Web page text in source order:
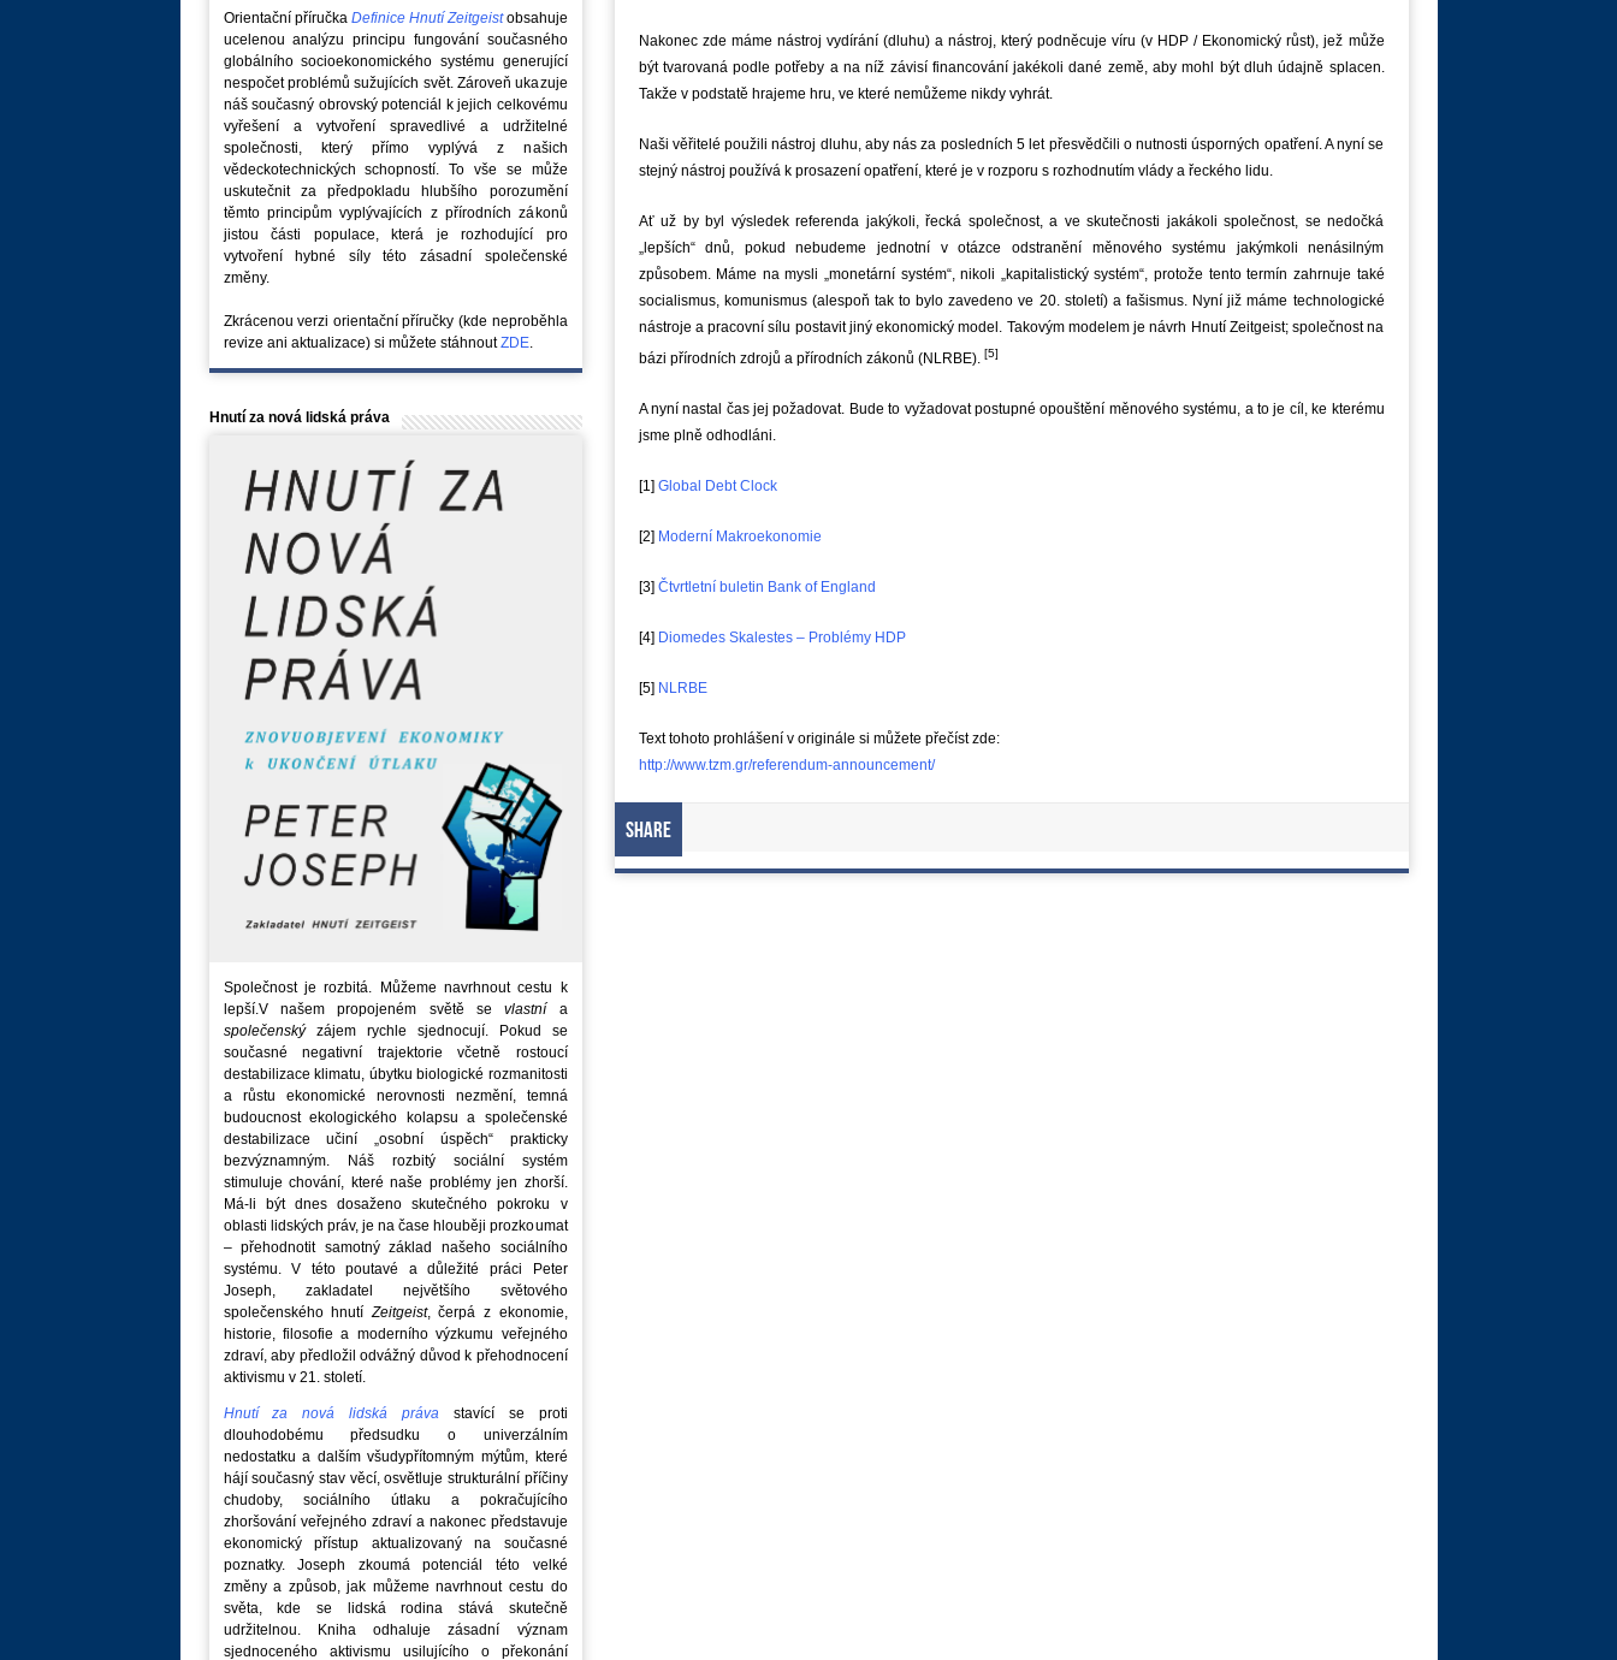
Nakonec zde máme nástroj vydírání (dluhu) a nástroj, který podněcuje víru (v HDP / Ekonomický růst), jež může
být tvarovaná podle potřeby a na níž závisí financování jakékoli dané země, aby mohl být dluh údajně splacen.
Takže v podstatě hrajeme hru, ve které nemůžeme nikdy vyhrát.
Naši věřitelé použili nástroj dluhu, aby nás za posledních 5 let přesvědčili o nutnosti úsporných opatření. A nyní se
stejný nástroj používá k prosazení opatření, které je v rozporu s rozhodnutím vlády a řeckého lidu.
Ať už by byl výsledek referenda jakýkoli, řecká společnost, a ve skutečnosti jakákoli společnost, se nedočká
„lepších“ dnů, pokud nebudeme jednotní v otázce odstranění měnového systému jakýmkoli nenásilným
způsobem. Máme na mysli „monetární systém“, nikoli „kapitalistický systém“, protože tento termín zahrnuje také
socialismus, komunismus (alespoň tak to bylo zavedeno ve 20. století) a fašismus. Nyní již máme technologické
nástroje a pracovní sílu postavit jiný ekonomický model. Takovým modelem je návrh Hnutí Zeitgeist; společnost na
bázi přírodních zdrojů a přírodních zákonů (NLRBE). [5]
A nyní nastal čas jej požadovat. Bude to vyžadovat postupné opouštění měnového systému, a to je cíl, ke kterému
jsme plně odhodláni.
[1] Global Debt Clock
[2] Moderní Makroekonomie
[3] Čtvrtletní buletin Bank of England
[4] Diomedes Skalestes – Problémy HDP
[5] NLRBE
Text tohoto prohlášení v originále si můžete přečíst zde:
http://www.tzm.gr/referendum-announcement/
Share
Orientační příručka Definice Hnutí Zeitgeistobsahuje
ucelenou analýzu principu fungování současného
globálního socioekonomického systému generující
nespočet problémů sužujících svět. Zároveň ukazuje
náš současný obrovský potenciál k jejich celkovému
vyřešení a vytvoření spravedlivé a udržitelné
společnosti, který přímo vyplývá z našich
vědeckotechnických schopností. To vše se může
uskutečnit za předpokladu hlubšího porozumění
těmto principům vyplývajících z přírodních zákonů
jistou části populace, která je rozhodující pro
vytvoření hybné síly této zásadní společenské
změny.
Zkrácenou verzi orientační příručky (kde neproběhla
revize ani aktualizace) si můžete stáhnoutZDE.
Hnutí za nová lidská práva
Společnost je rozbitá. Můžeme navrhnout cestu k
lepší.V našem propojeném světě sevlastnía
společenskýzájem rychle sjednocují. Pokud se
současné negativní trajektorie včetně rostoucí
destabilizace klimatu, úbytku biologické rozmanitosti
a růstu ekonomické nerovnosti nezmění, temná
budoucnost ekologického kolapsu a společenské
destabilizace učiní „osobní úspěch“ prakticky
bezvýznamným. Náš rozbitý sociální systém
stimuluje chování, které naše problémy jen zhorší.
Má-li být dnes dosaženo skutečného pokroku v
oblasti lidských práv, je na čase hlouběji prozkoumat
– přehodnotit samotný základ našeho sociálního
systému. V této poutavé a důležité práci Peter
Joseph, zakladatel největšího světového
společenského hnutí Zeitgeist, čerpá z ekonomie,
historie, filosofie a moderního výzkumu veřejného
zdraví, aby předložil odvážný důvod k přehodnocení
aktivismu v 21. století.
Hnutí za nová lidská práva stavící se proti
dlouhodobému předsudku o univerzálním
nedostatku a dalším všudypřítomným mýtům, které
hájí současný stav věcí, osvětluje strukturální příčiny
chudoby, sociálního útlaku a pokračujícího
zhoršování veřejného zdraví a nakonec představuje
ekonomický přístup aktualizovaný na současné
poznatky. Joseph zkoumá potenciál této velké
změny a způsob, jak můžeme navrhnout cestu do
světa, kde se lidská rodina stává skutečně
udržitelnou. Kniha odhaluje zásadní význam
sjednoceného aktivismu usilujícího o překonání